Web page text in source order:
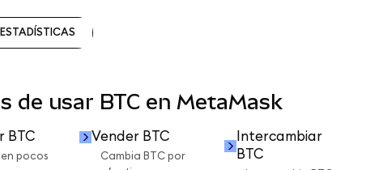
de usar BTC en MetaMask
BTC
en pocos
Vender BTC
Cambia BTC por
Intercambiar
BTC